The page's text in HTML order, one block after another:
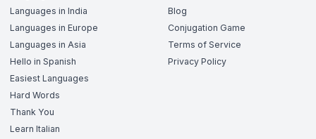
Languages in India
Languages in Europe
Languages in Asia
Hello in Spanish
Easiest Languages
Hard Words
Thank You
Learn Italian
Blog
Conjugation Game
Terms of Service
Privacy Policy